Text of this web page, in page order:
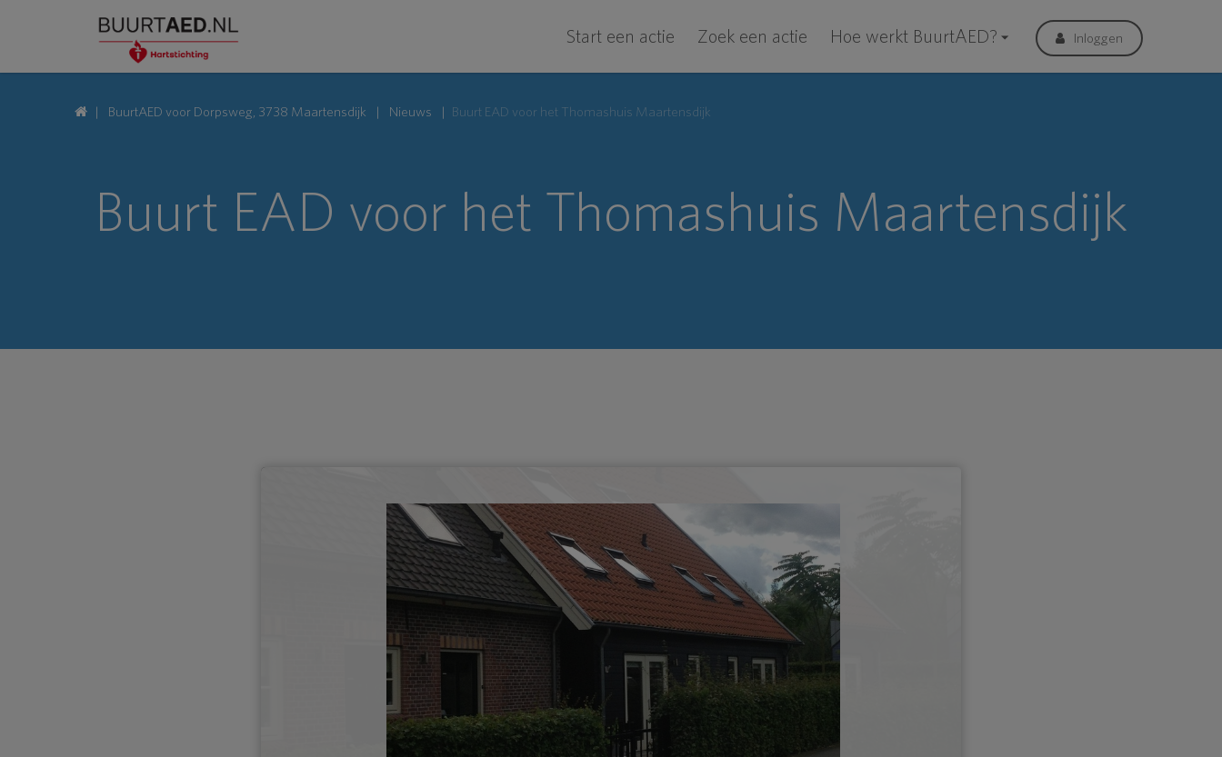
Start een actie Zoek een actie Hoe werkt BuurtAED? Inloggen
BuurtAED voor Dorpsweg, 3738 Maartensdijk Nieuws Buurt EAD voor het Thomashuis Maartensdijk
Buurt EAD voor het Thomashuis Maartensdijk